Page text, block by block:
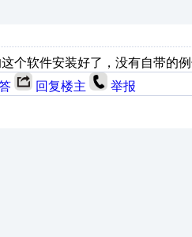
个软件安装好了，没有自带的
回复楼主 举报